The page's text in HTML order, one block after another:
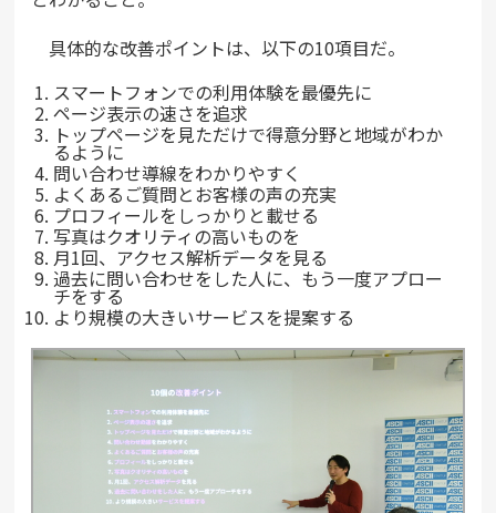
具体的な改善ポイントは、以下の10項目だ。
スマートフォンでの利用体験を最優先に
ページ表示の速さを追求
トップページを見ただけで得意分野と地域がわか
るように
問い合わせ導線をわかりやすく
よくあるご質問とお客様の声の充実
プロフィールをしっかりと載せる
写真はクオリティの高いものを
月1回、アクセス解析データを見る
過去に問い合わせをした人に、もう一度アプロー
チをする
より規模の大きいサービスを提案する